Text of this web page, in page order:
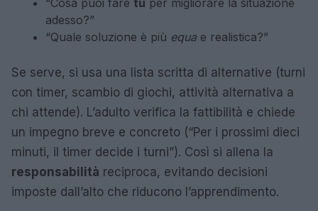
“Cosa puoi fare tu per migliorare la situazione
adesso?”
“Quale soluzione è più equa e realistica?”
Se serve, si usa una lista scritta di alternative (turni
con timer, scambio di giochi, attività alternativa a
chi attende). L’adulto verifica la fattibilità e chiede
un impegno breve e concreto (“Per i prossimi dieci
minuti, il timer decide i turni”). Così si allena la
responsabilità reciproca, evitando decisioni
imposte dall’alto che riducono l’apprendimento.